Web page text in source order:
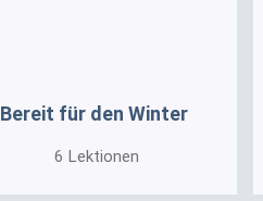
Bereit für den Winter
6 Lektionen